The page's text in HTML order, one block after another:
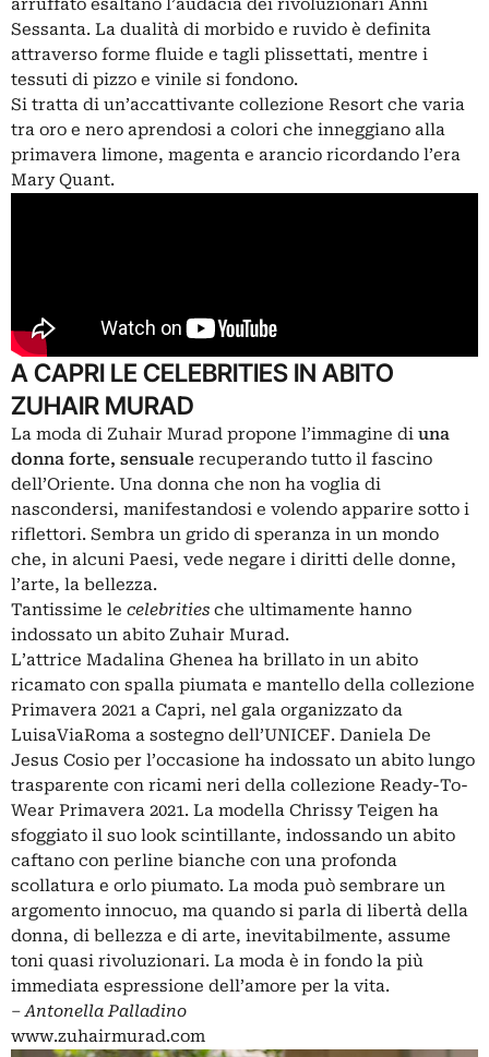
arruffato esaltano l’audacia dei rivoluzionari Anni
Sessanta. La dualità di morbido e ruvido è definita
attraverso forme fluide e tagli plissettati, mentre i
tessuti di pizzo e vinile si fondono.
Si tratta di un’accattivante collezione Resort che varia
tra oro e nero aprendosi a colori che inneggiano alla
primavera limone, magenta e arancio ricordando l’era
Mary Quant.
A CAPRI LE CELEBRITIES IN ABITO
ZUHAIR MURAD
La moda di Zuhair Murad propone l’immagine di una
donna forte, sensuale recuperando tutto il fascino
dell’Oriente. Una donna che non ha voglia di
nascondersi, manifestandosi e volendo apparire sotto i
riflettori. Sembra un grido di speranza in un mondo
che, in alcuni Paesi, vede negare i diritti delle donne,
l’arte, la bellezza.
Tantissime le celebrities che ultimamente hanno
indossato un abito Zuhair Murad.
L’attrice Madalina Ghenea ha brillato in un abito
ricamato con spalla piumata e mantello della collezione
Primavera 2021 a Capri, nel gala organizzato da
LuisaViaRoma a sostegno dell’UNICEF. Daniela De
Jesus Cosio per l’occasione ha indossato un abito lungo
trasparente con ricami neri della collezione Ready-To-
Wear Primavera 2021. La modella Chrissy Teigen ha
sfoggiato il suo look scintillante, indossando un abito
caftano con perline bianche con una profonda
scollatura e orlo piumato. La moda può sembrare un
argomento innocuo, ma quando si parla di libertà della
donna, di bellezza e di arte, inevitabilmente, assume
toni quasi rivoluzionari. La moda è in fondo la più
immediata espressione dell’amore per la vita.
‒Antonella Palladino
www.zuhairmurad.com